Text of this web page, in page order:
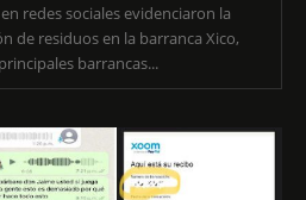
redes sociales evidenciaron la
de residuos en la barranca Xico,
barrancas...